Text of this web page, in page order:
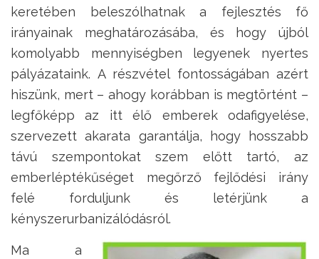
keretében beleszólhatnak a fejlesztés fő
irányainak meghatározásába, és hogy újból
komolyabb mennyiségben legyenek nyertes
pályázataink. A részvétel fontosságában azért
hiszünk, mert – ahogy korábban is megtörtént –
legfőképp az itt élő emberek odafigyelése,
szervezett akarata garantálja, hogy hosszabb
távú szempontokat szem előtt tartó, az
emberléptékűséget megőrző fejlődési irány
felé forduljunk és letérjünk a
kényszerurbanizálódásról.
Ma a